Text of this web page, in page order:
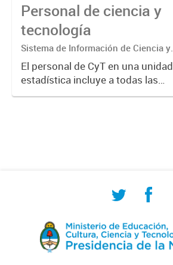
Personal de ciencia y
tecnología
Sistema de Información de Ciencia y
Tecnología Argentino (SICYTAR)
El personal de CyT en una unidad
estadística incluye a todas las
personas involucradas